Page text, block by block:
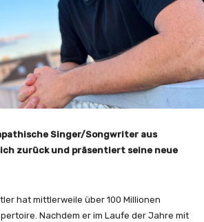
Singer/Songwriter aus
zurück und präsentiert seine neue
hat mittlerweile über 100 Millionen
Nachdem er im Laufe der Jahre mit